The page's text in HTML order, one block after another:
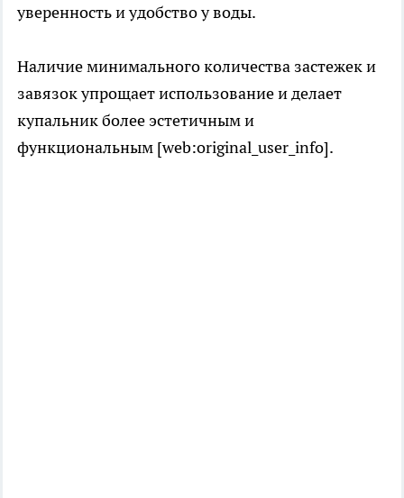
уверенность и удобство у воды.
Наличие минимального количества застежек и
завязок упрощает использование и делает
купальник более эстетичным и
функциональным [web:original_user_info].